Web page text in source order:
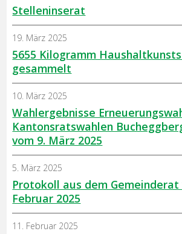
Stelleninserat
5655 Kilogramm
gesammelt
19. März 2025
Wahlergebnisse
Kantonsratswahlen
vom 9. März 2025
10. März 2025
Protokoll aus dem Gemeinderat
Februar 2025
5. März 2025
11. Februar 2025